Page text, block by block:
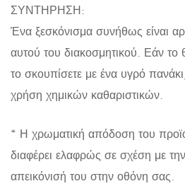
ΣΥΝΤΗΡΗΣΗ:
Ένα ξεσκόνισμα συνήθως είναι
αυτού του διακοσμητικού. Εάν το
το σκουπίσετε με ένα υγρό
χρήση χημικών καθαριστικών.
* Η χρωματική απόδοση του
διαφέρει ελαφρώς σε σχέση με
απεικόνισή του στην οθόνη σας.